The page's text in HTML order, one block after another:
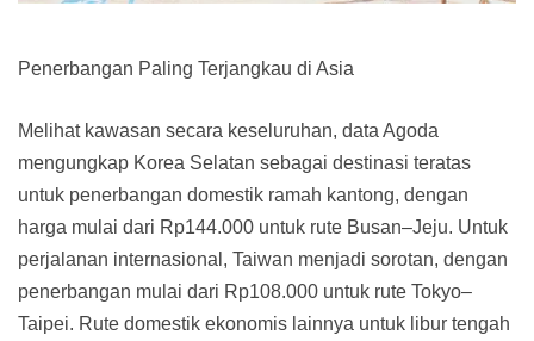
Penerbangan Paling Terjangkau di Asia
Melihat kawasan secara keseluruhan, data Agoda
mengungkap Korea Selatan sebagai destinasi teratas
untuk penerbangan domestik ramah kantong, dengan
harga mulai dari Rp144.000 untuk rute Busan–Jeju. Untuk
perjalanan internasional, Taiwan menjadi sorotan, dengan
penerbangan mulai dari Rp108.000 untuk rute Tokyo–
Taipei. Rute domestik ekonomis lainnya untuk libur tengah